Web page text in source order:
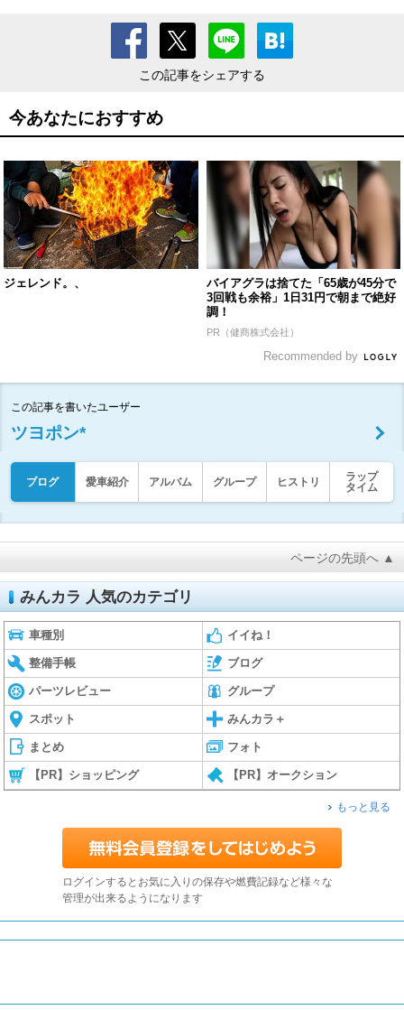
この記事をシェアする
今あなたにおすすめ
ジェレンド。、
バイアグラは捨てた「65歳が45分で
3回戦も余裕」1日31円で朝まで絶好
調！
PR（健商株式会社）
Recommended by
この記事を書いたユーザー
ツヨポン*
ブログ 愛車紹介 アルバム グループ ヒストリ
ラップ
タイム
ページの先頭へ ▲
みんカラ 人気のカテゴリ
車種別 イイね！
整備手帳 ブログ
パーツレビュー グループ
スポット みんカラ＋
まとめ フォト
【PR】ショッピング 【PR】オークション
もっと見る
ログインするとお気に入りの保存や燃費記録など様々な
管理が出来るようになります